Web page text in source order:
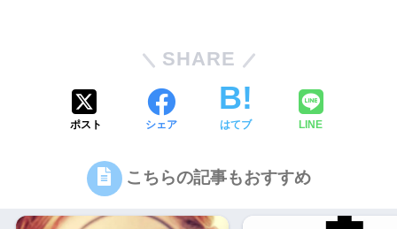
SHARE
ポスト シェア はてブ LINE
こちらの記事もおすすめ